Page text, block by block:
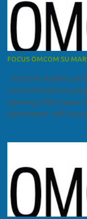
FOCUS OMCOM SU
FOCUS SU MARSIGLIA
Lumia Marsiglia è la più
capoluogo della regione
dipartimento delle
come area
molto importante per la
Marsiglia ha il porto in
Napoli e le banlieu
rapporto della DCSA è
sudamerica, in